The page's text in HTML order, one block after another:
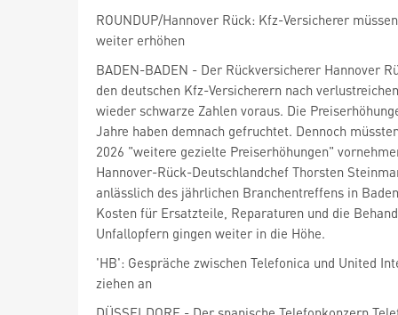
ROUNDUP/Hannover Rück: Kfz-Versicherer
weiter erhöhen
BADEN-BADEN - Der Rückversicherer Hannover
den deutschen Kfz-Versicherern nach
wieder schwarze Zahlen voraus. Die
Jahre haben demnach gefruchtet. Dennoch
2026 "weitere gezielte Preiserhöhungen"
Hannover-Rück-Deutschlandchef Thorsten
anlässlich des jährlichen Branchentreffens in
Kosten für Ersatzteile, Reparaturen und die
Unfallopfern gingen weiter in die Höhe.
'HB': Gespräche zwischen Telefonica und United
ziehen an